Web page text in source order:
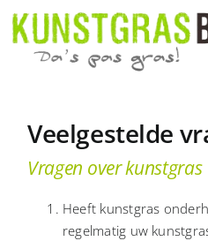
Ga
naar
inhoud
AANBOD KUNSTGRAS
PRIJS EN LEVERTIJD
Veelgestelde
Vragen over kunstgras
Heeft kunstgras
regelmatig uw